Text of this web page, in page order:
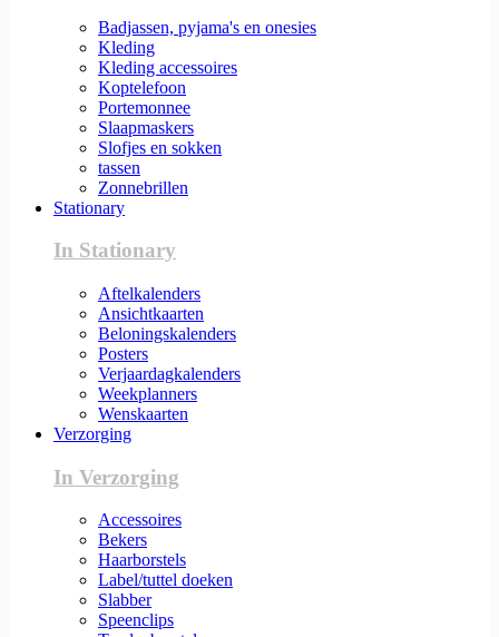
Badjassen, pyjama's en onesies
Kleding
Kleding accessoires
Koptelefoon
Portemonnee
Slaapmaskers
Slofjes en sokken
tassen
Zonnebrillen
Stationary
In Stationary
Aftelkalenders
Ansichtkaarten
Beloningskalenders
Posters
Verjaardagkalenders
Weekplanners
Wenskaarten
Verzorging
In Verzorging
Accessoires
Bekers
Haarborstels
Label/tuttel doeken
Slabber
Speenclips